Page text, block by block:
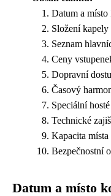
Datum a místo
Složení
Seznam
Ceny
Dopravní
Časový
Speciální
Technické
Kapacita místa
Bezpečnostní
Datum a místo